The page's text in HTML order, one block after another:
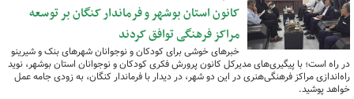
کانون استان بوشهر و فرماندار کنگان بر توسعه
مراکز فرهنگی توافق کردند
خبرهای خوشی برای کودکان و نوجوانان شهرهای بنک و شیرینو
در راه است؛ با پیگیری‌های مدیرکل کانون پرورش فکری کودکان و نوجوانان استان بوشهر، نوید
راه‌اندازی مراکز فرهنگی‌هنری در این دو شهر، در دیدار با فرماندار کنگان، به زودی جامه عمل
خواهد پوشید.